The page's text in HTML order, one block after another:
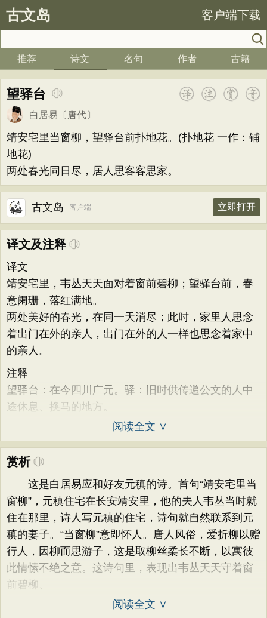
古文岛 客户端下载
推荐 诗文 名句 作者 古籍
望驿台
白居易 〔唐代〕
靖安宅里当窗柳，望驿台前扑地花。(扑地花 一作：铺
地花)
两处春光同日尽，居人思客客思家。
古文岛 客户端 立即打开
译文及注释
译文
靖安宅里，韦丛天天面对着窗前碧柳；望驿台前，春
意阑珊，落红满地。
两处美好的春光，在同一天消尽；此时，家里人思念
着出门在外的亲人，出门在外的人一样也思念着家中
的亲人。
注释
望驿台：在今四川广元。驿：旧时供传递公文的人中
途休息、换马的地方。
阅读全文 ∨
赏析
这是白居易应和好友元稹的诗。首句“靖安宅里当
窗柳”，元稹住宅在长安靖安里，他的夫人韦丛当时就
住在那里，诗人写元稹的住宅，诗句就自然联系到元
稹的妻子。“当窗柳”意即怀人。唐人风俗，爱折柳以赠
行人，因柳而思游子，这是取柳丝柔长不断，以寓彼
此情愫不绝之意。这诗句里，表现出韦丛天天守着窗
前碧柳、
阅读全文 ∨